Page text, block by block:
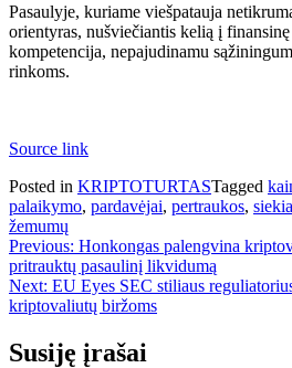
Pasaulyje, kuriame viešpatauja
orientyras, nušviečiantis kelią į
kompetencija, nepajudinamu
rinkoms.
Source link
Posted in KRIPTOTURTASTagged
palaikymo, pardavėjai, pertraukos, siekia
žemumų
Navigacija
tarp
įrašų
Previous: Honkongas palengvina
pritrauktų pasaulinį likvidumą
Next: EU Eyes SEC stiliaus
kriptovaliutų biržoms
Susiję įrašai